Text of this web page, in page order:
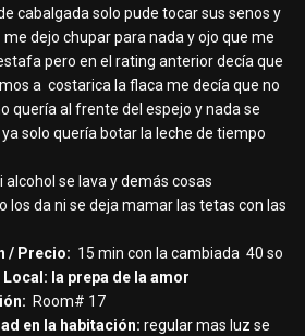
cabalgada solo pude tocar sus senos y
dejo chupar para nada y ojo que me
pero en el rating anterior decía que
a costarica la flaca me decía que no
quería al frente del espejo y nada se
solo quería botar la leche de tiempo
alcohol se lava y demás cosas
los da ni se deja mamar las tetas con las
/ Precio: 15 min con la cambiada 40 so
la prepa de la amor
Room# 17
en la habitación: regular mas luz se